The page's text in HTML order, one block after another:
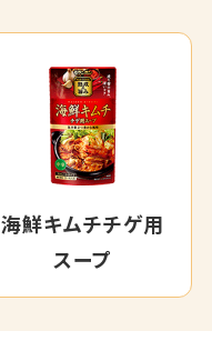
海鮮キムチチゲ用
スープ